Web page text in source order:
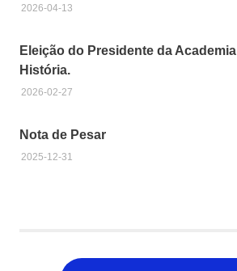
2026-04-13
Eleição do Presidente da
História.
2026-02-27
Nota de Pesar
2025-12-31